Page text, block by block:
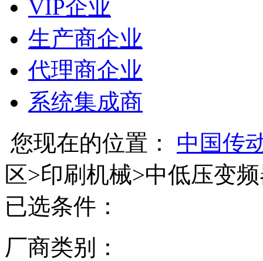
VIP企业
生产商企业
代理商企业
系统集成商
您现在的位置：
中国传
区>印刷机械>中低压变
已选条件：
厂商类别：